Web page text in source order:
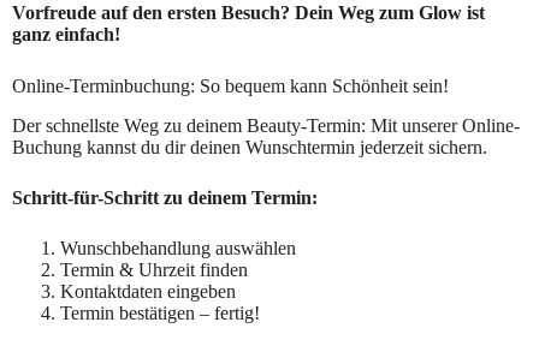
Vorfreude auf den ersten Besuch? Dein Weg zum Glow ist
ganz einfach!
Online-Terminbuchung: So bequem kann Schönheit sein!
Der schnellste Weg zu deinem Beauty-Termin: Mit unserer Online-
Buchung kannst du dir deinen Wunschtermin jederzeit sichern.
Schritt-für-Schritt zu deinem Termin:
Wunschbehandlung auswählen
Termin & Uhrzeit finden
Kontaktdaten eingeben
Termin bestätigen – fertig!